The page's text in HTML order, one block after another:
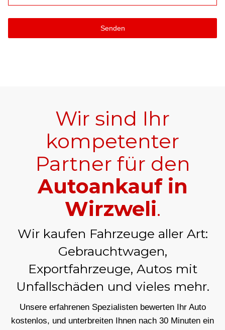
Senden
Wir sind Ihr
kompetenter
Partner für den
Autoankauf in
Wirzweli.
Wir kaufen Fahrzeuge aller Art:
Gebrauchtwagen,
Exportfahrzeuge, Autos mit
Unfallschäden und vieles mehr.
Unsere erfahrenen Spezialisten bewerten Ihr Auto
kostenlos, und unterbreiten Ihnen nach 30 Minuten ein